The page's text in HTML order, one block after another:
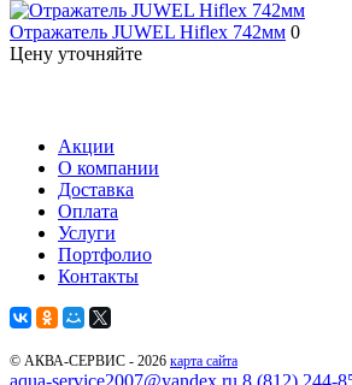
Отражатель JUWEL Hiflex 742мм 0
Цену уточняйте
Акции
О компании
Доставка
Оплата
Услуги
Портфолио
Контакты
© АКВА-СЕРВИС - 2026 карта сайта
aqua-service2007@yandex.ru 8 (812) 244-